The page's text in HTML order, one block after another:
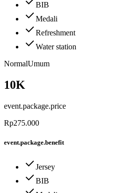
BIB
Medali
Refreshment
Water station
NormalUmum
10K
event.package.price
Rp275.000
event.package.benefit
Jersey
BIB